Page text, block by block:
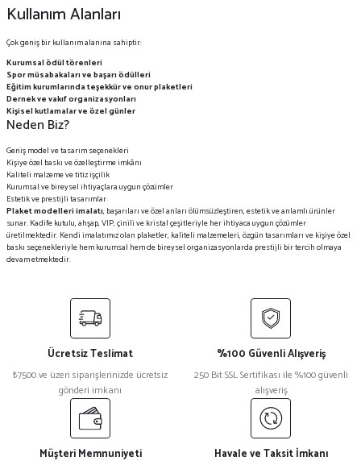
Kullanım Alanları
Çok geniş bir kullanım alanına sahiptir:
Kurumsal ödül törenleri
Spor müsabakaları ve başarı ödülleri
Eğitim kurumlarında teşekkür ve onur plaketleri
Dernek ve vakıf organizasyonları
Kişisel kutlamalar ve özel günler
Neden Biz?
Geniş model ve tasarım seçenekleri
Kişiye özel baskı ve özelleştirme imkânı
Kaliteli malzeme ve titiz işçilik
Kurumsal ve bireysel ihtiyaçlara uygun çözümler
Estetik ve prestijli tasarımlar
Plaket modelleri imalatı, başarıları ve özel anları ölümsüzleştiren, estetik ve anlamlı ürünler
sunar. Kadife kutulu, ahşap, VIP, çinili ve kristal çeşitleriyle her ihtiyaca uygun çözümler
üretilmektedir. Kendi imalatımız olan plaketler, kaliteli malzemeleri, özgün tasarımları ve kişiye özel
baskı seçenekleriyle hem kurumsal hem de bireysel organizasyonlarda prestijli bir tercih olmaya
devam etmektedir.
Ücretsiz Teslimat
₺7500 ve üzeri siparişlerinizde ücretsiz
gönderi imkanı
%100 Güvenli Alışveriş
250 Bit SSL Sertifikası ile %100 güvenli
alışveriş
Müşteri Memnuniyeti Havale ve Taksit İmkanı